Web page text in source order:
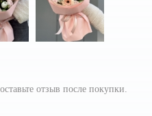
отзыв после покупки.